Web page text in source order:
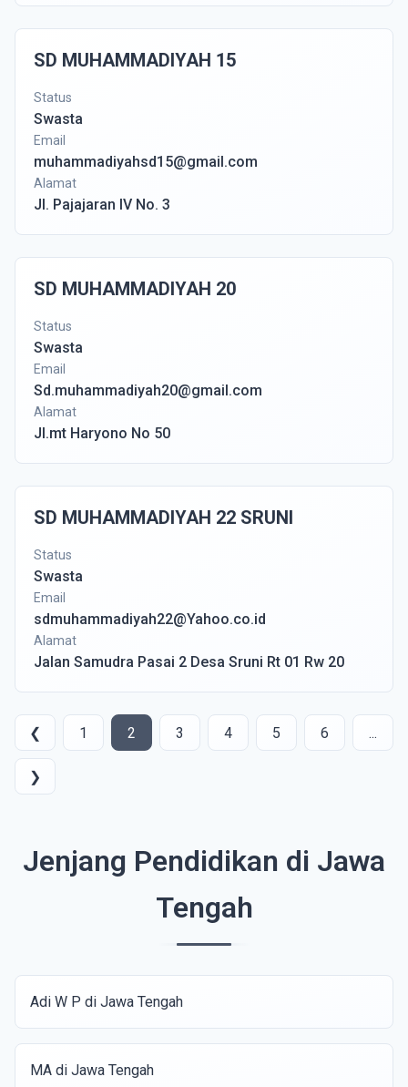
SD MUHAMMADIYAH 15
Status
Swasta
Email
muhammadiyahsd15@gmail.com
Alamat
Jl. Pajajaran IV No. 3
SD MUHAMMADIYAH 20
Status
Swasta
Email
Sd.muhammadiyah20@gmail.com
Alamat
Jl.mt Haryono No 50
SD MUHAMMADIYAH 22 SRUNI
Status
Swasta
Email
sdmuhammadiyah22@Yahoo.co.id
Alamat
Jalan Samudra Pasai 2 Desa Sruni Rt 01 Rw 20
❮ 1 2 3 4 5 6 ...
❯
Jenjang Pendidikan di Jawa
Tengah
Adi W P di Jawa Tengah
MA di Jawa Tengah